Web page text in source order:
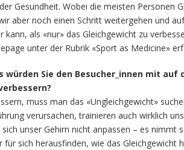
Gesundheit. Wobei die meisten Personen
aber noch einen Schritt weitergehen und
als «nur» das Gleichgewicht zu
unter der Rubrik «Sport as Medicine»
würden Sie den Besucher_innen mit auf
muss man das «Ungleichgewicht»
verursachen, trainieren auch wirklich
unser Gehirn nicht anpassen – es nimmt
für sich herausfinden, wie das Gleichgewicht